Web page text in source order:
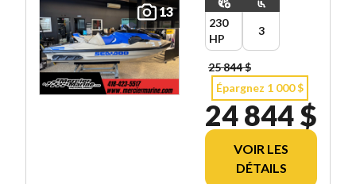
13
230
HP
3
25 844 $
Épargnez 1 000 $
24 844 $
VOIR LES
DÉTAILS